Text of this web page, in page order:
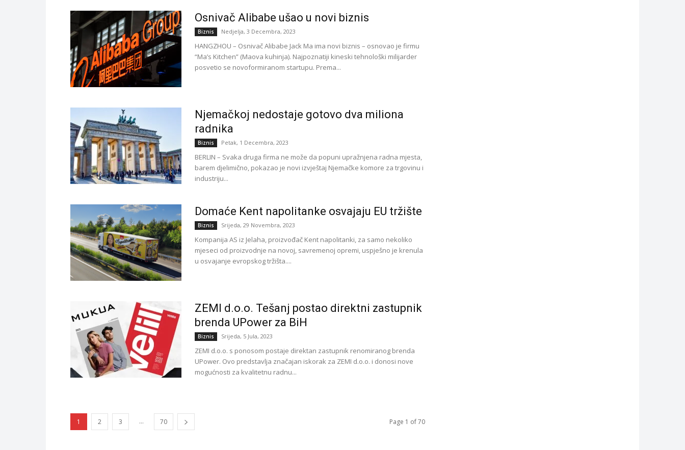
Osnivač Alibabe ušao u novi biznis
Biznis Nedjelja, 3 Decembra, 2023
HANGZHOU – Osnivač Alibabe Jack Ma ima novi biznis – osnovao je firmu
“Ma’s Kitchen” (Maova kuhinja). Najpoznatiji kineski tehnološki milijarder
posvetio se novoformiranom startupu. Prema...
Njemačkoj nedostaje gotovo dva miliona
radnika
Biznis Petak, 1 Decembra, 2023
BERLIN – Svaka druga firma ne može da popuni upražnjena radna mjesta,
barem djelimično, pokazao je novi izvještaj Njemačke komore za trgovinu i
industriju...
Domaće Kent napolitanke osvajaju EU tržište
Biznis Srijeda, 29 Novembra, 2023
Kompanija AS iz Jelaha, proizvođač Kent napolitanki, za samo nekoliko
mjeseci od proizvodnje na novoj, savremenoj opremi, uspješno je krenula
u osvajanje evropskog tržišta....
ZEMI d.o.o. Tešanj postao direktni zastupnik
brenda UPower za BiH
Biznis Srijeda, 5 Jula, 2023
ZEMI d.o.o. s ponosom postaje direktan zastupnik renomiranog brenda
UPower. Ovo predstavlja značajan iskorak za ZEMI d.o.o. i donosi nove
mogućnosti za kvalitetnu radnu...
1 2 3 ... 70 Page 1 of 70